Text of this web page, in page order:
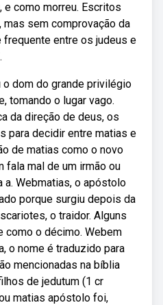
e como morreu. Escritos
sem comprovação da
entre os judeus e
dom do grande privilégio
tomando o lugar vago.
da direção de deus, os
para decidir entre matias e
de matias como o novo
fala mal de um irmão ou
a. Webmatias, o apóstolo
porque surgiu depois da
o traidor. Alguns
o décimo. Webem
o nome é traduzido para
mencionadas na bíblia
de jedutum (1 cr
matias apóstolo foi,